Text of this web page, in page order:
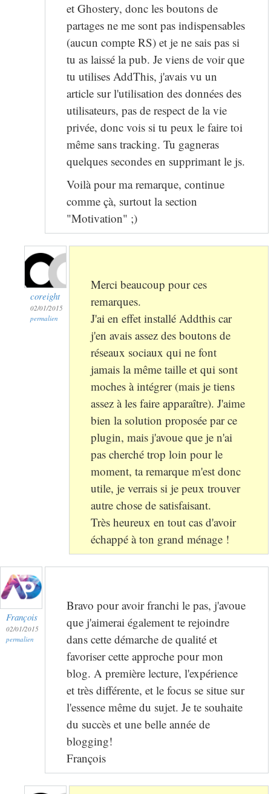
et Ghostery, donc les boutons de
partages ne me sont pas indispensables
(aucun compte RS) et je ne sais pas si
tu as laissé la pub. Je viens de voir que
tu utilises AddThis, j'avais vu un
article sur l'utilisation des données des
utilisateurs, pas de respect de la vie
privée, donc vois si tu peux le faire toi
même sans tracking. Tu gagneras
quelques secondes en supprimant le js.
Voilà pour ma remarque, continue
comme çà, surtout la section
"Motivation" ;)
coreight
02/01/2015
permalien
Merci beaucoup pour ces
remarques.
J'ai en effet installé Addthis car
j'en avais assez des boutons de
réseaux sociaux qui ne font
jamais la même taille et qui sont
moches à intégrer (mais je tiens
assez à les faire apparaître). J'aime
bien la solution proposée par ce
plugin, mais j'avoue que je n'ai
pas cherché trop loin pour le
moment, ta remarque m'est donc
utile, je verrais si je peux trouver
autre chose de satisfaisant.
Très heureux en tout cas d'avoir
échappé à ton grand ménage !
François
02/01/2015
permalien
Bravo pour avoir franchi le pas, j'avoue
que j'aimerai également te rejoindre
dans cette démarche de qualité et
favoriser cette approche pour mon
blog. A première lecture, l'expérience
et très différente, et le focus se situe sur
l'essence même du sujet. Je te souhaite
du succès et une belle année de
blogging!
François